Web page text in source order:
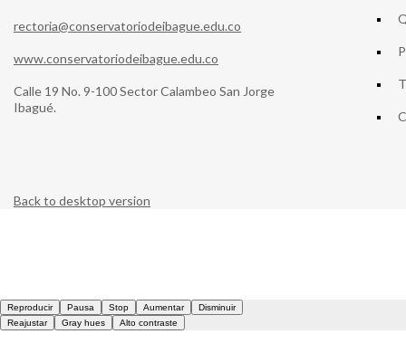
rectoria@conservatoriodeibague.edu.co
www.conservatoriodeibague.edu.co
Calle 19 No. 9-100 Sector Calambeo San Jorge
Ibagué.
Back to desktop version